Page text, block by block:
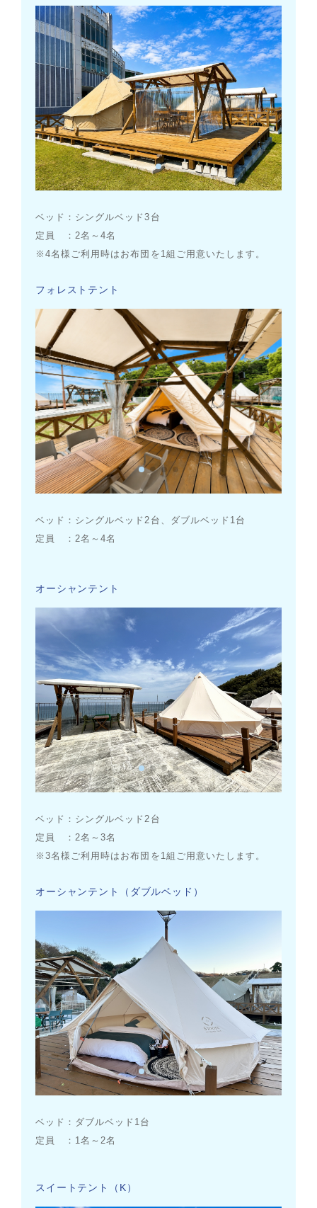
ベッド：シングルベッド3台
定員 ：2名～4名
※4名様ご利用時はお布団を1組ご用意いたします。
フォレストテント
ベッド：シングルベッド2台、ダブルベッド1台
定員 ：2名～4名
オーシャンテント
ベッド：シングルベッド2台
定員 ：2名～3名
※3名様ご利用時はお布団を1組ご用意いたします。
オーシャンテント（ダブルベッド）
ベッド：ダブルベッド1台
定員 ：1名～2名
スイートテント（K）